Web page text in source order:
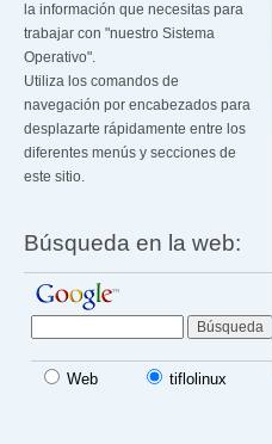
la información que necesitas para
trabajar con "nuestro Sistema
Operativo".
Utiliza los comandos de
navegación por encabezados para
desplazarte rápidamente entre los
diferentes menús y secciones de
este sitio.
Búsqueda en la web:
Web tiflolinux